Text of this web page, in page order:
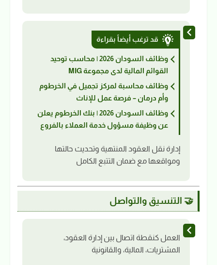
قد ترغب أيضاً بقراءة
وظائف السودان 2026 | محاسب توحيد
القوائم المالية لدى مجموعة MIG
وظائف محاسبة لمركز تجميل في الخرطوم
وأم درمان – فرصة عمل للإناث
وظائف السودان 2026 | بنك الخرطوم يعلن
عن وظيفة مسؤول خدمة العملاء بالفروع
إدارة نقل العقود المنتهية وتحديث حالتها
ومواقعها مع ضمان التتبع الكامل
🤝 التنسيق والتواصل
العمل كنقطة اتصال بين إدارة العقود،
المشتريات، المالية، والقانونية